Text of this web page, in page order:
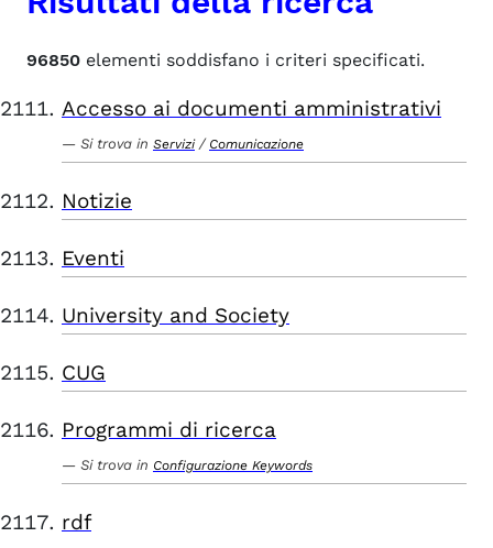
96850 elementi soddisfano i criteri specificati.
Accesso ai documenti amministrativi
Si trova in Servizi / Comunicazione
Notizie
Eventi
University and Society
CUG
Programmi di ricerca
Si trova in Configurazione Keywords
rdf